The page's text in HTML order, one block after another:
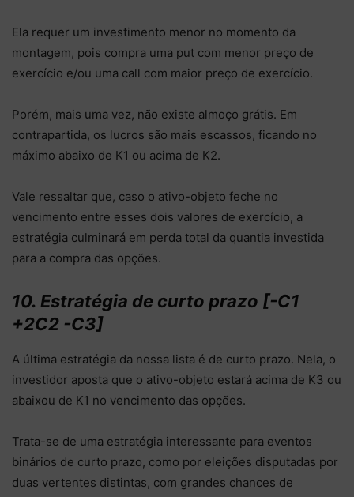
Ela requer um investimento menor no momento da
montagem, pois compra uma put com menor preço de
exercício e/ou uma call com maior preço de exercício.
Porém, mais uma vez, não existe almoço grátis. Em
contrapartida, os lucros são mais escassos, ficando no
máximo abaixo de K1 ou acima de K2.
Vale ressaltar que, caso o ativo-objeto feche no
vencimento entre esses dois valores de exercício, a
estratégia culminará em perda total da quantia investida
para a compra das opções.
10. Estratégia de curto prazo [-C1
+2C2 -C3]
A última estratégia da nossa lista é de curto prazo. Nela, o
investidor aposta que o ativo-objeto estará acima de K3 ou
abaixou de K1 no vencimento das opções.
Trata-se de uma estratégia interessante para eventos
binários de curto prazo, como por eleições disputadas por
duas vertentes distintas, com grandes chances de